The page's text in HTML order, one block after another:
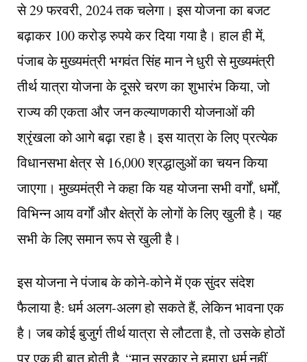
से 29 फरवरी, 2024 तक चलेगा। इस योजना का बजट
बढ़ाकर 100 करोड़ रुपये कर दिया गया है। हाल ही में,
पंजाब के मुख्यमंत्री भगवंत सिंह मान ने धुरी से मुख्यमंत्री
तीर्थ यात्रा योजना के दूसरे चरण का शुभारंभ किया, जो
राज्य की एकता और जन कल्याणकारी योजनाओं की
श्रृंखला को आगे बढ़ा रहा है। इस यात्रा के लिए प्रत्येक
विधानसभा क्षेत्र से 16,000 श्रद्धालुओं का चयन किया
जाएगा। मुख्यमंत्री ने कहा कि यह योजना सभी वर्गों, धर्मों,
विभिन्न आय वर्गों और क्षेत्रों के लोगों के लिए खुली है। यह
सभी के लिए समान रूप से खुली है।
इस योजना ने पंजाब के कोने-कोने में एक सुंदर संदेश
फैलाया है: धर्म अलग-अलग हो सकते हैं, लेकिन भावना एक
है। जब कोई बुजुर्ग तीर्थ यात्रा से लौटता है, तो उसके होठों